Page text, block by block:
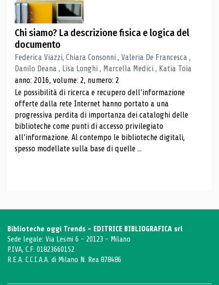
Chi siamo? La descrizione fisica e logica del
documento
Federica Viazzi, Chiara Consonni , Valeria De Francesca ,
Danilo Deana , Lisa Longhi , Marcella Medici , Katia Toia
anno: 2016, volume: 2, numero: 2
Le possibilità di ricerca e recupero dell’informazione
offerte dalla rete Internet hanno portato a una
progressiva perdita di importanza dei cataloghi delle
biblioteche come punti di accesso privilegiato
all’informazione. Al contempo le biblioteche digitali,
spesso modellate sulla base di quelle ...
Biblioteche oggi Trends - EDITRICE BIBLIOGRAFICA srl
Sede legale: Via Lesmi 6 - 20123 - Milano
P.IVA, C.F. 01823660152
R.E.A. C.C.I.A.A. di Milano N. Rea 878486